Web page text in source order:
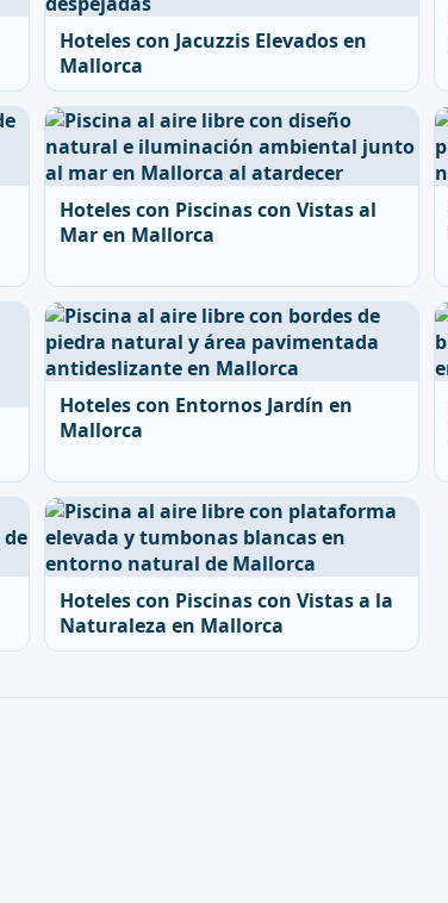
Hoteles con Jacuzzis Elevados en
Mallorca
Hoteles con Piscinas con Vistas al
Mar en Mallorca
Hoteles con Entornos Jardín en
Mallorca
Hoteles con Piscinas con Vistas a la
Naturaleza en Mallorca